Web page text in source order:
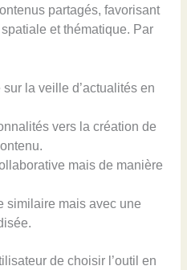
partagés, favorisant
et thématique. Par
la veille d’actualités en
vers la création de
mais de manière
similaire mais avec une
de choisir l’outil en